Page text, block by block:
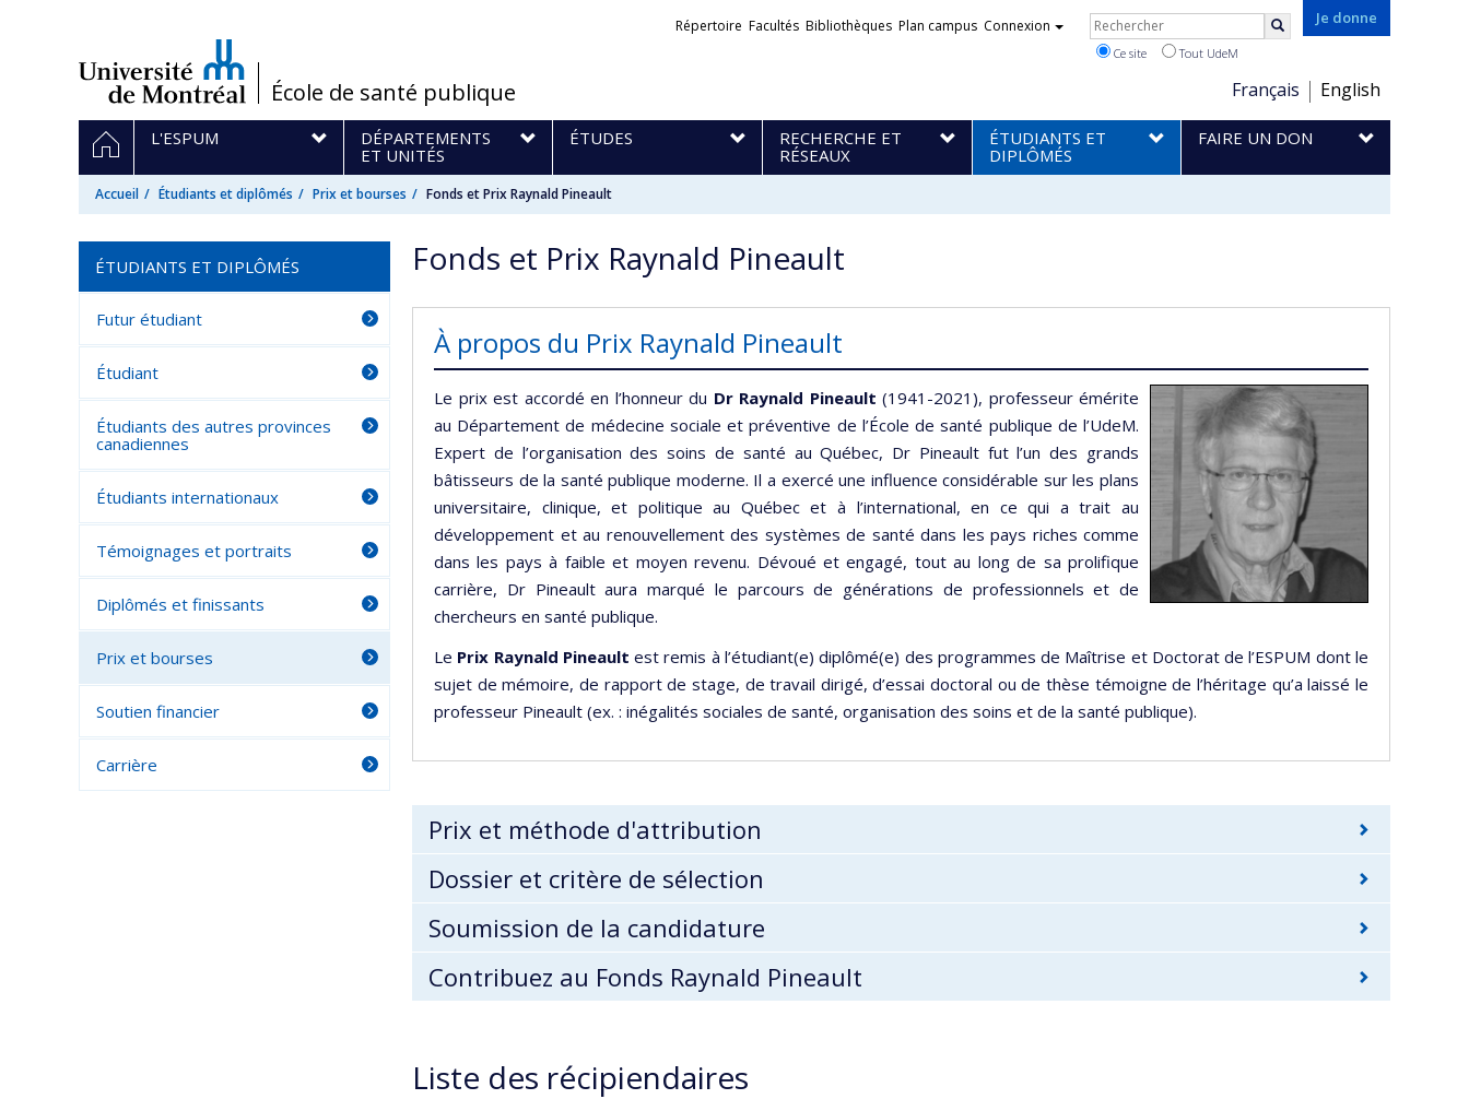
/École de santé publique
Je donne
Choix
de
la
langue
Français English
Liens
Répertoire Facultés Bibliothèques Plan campus Connexion Rechercher
Ce site Tout UdeM
Navigation
principale
ACCUEIL
L'ESPUM
DÉPARTEMENTS
ET UNITÉS
ÉTUDES
RECHERCHE ET
RÉSEAUX
ÉTUDIANTS ET
DIPLÔMÉS
FAIRE UN DON
Accueil Étudiants et diplômés Prix et bourses Fonds et Prix Raynald Pineault
Fonds et Prix Raynald Pineault
À propos du Prix Raynald Pineault
Le prix est accordé en l’honneur du Dr Raynald Pineault (1941-2021), professeur émérite
au Département de médecine sociale et préventive de l’École de santé publique de l’UdeM.
Expert de l’organisation des soins de santé au Québec, Dr Pineault fut l’un des grands
bâtisseurs de la santé publique moderne. Il a exercé une influence considérable sur les plans
universitaire, clinique, et politique au Québec et à l’international, en ce qui a trait au
développement et au renouvellement des systèmes de santé dans les pays riches comme
dans les pays à faible et moyen revenu. Dévoué et engagé, tout au long de sa prolifique
carrière, Dr Pineault aura marqué le parcours de générations de professionnels et de
chercheurs en santé publique.
Le Prix Raynald Pineault est remis à l’étudiant(e) diplômé(e) des programmes de Maîtrise et Doctorat de l’ESPUM dont le
sujet de mémoire, de rapport de stage, de travail dirigé, d’essai doctoral ou de thèse témoigne de l’héritage qu’a laissé le
professeur Pineault (ex. : inégalités sociales de santé, organisation des soins et de la santé publique).
Prix et méthode d'attribution
Dossier et critère de sélection
Soumission de la candidature
Contribuez au Fonds Raynald Pineault
Liste des récipiendaires
ÉTUDIANTS ET DIPLÔMÉS
Futur étudiant
Étudiant
Étudiants des autres provinces
canadiennes
Étudiants internationaux
Témoignages et portraits
Diplômés et finissants
Prix et bourses
Soutien financier
Carrière